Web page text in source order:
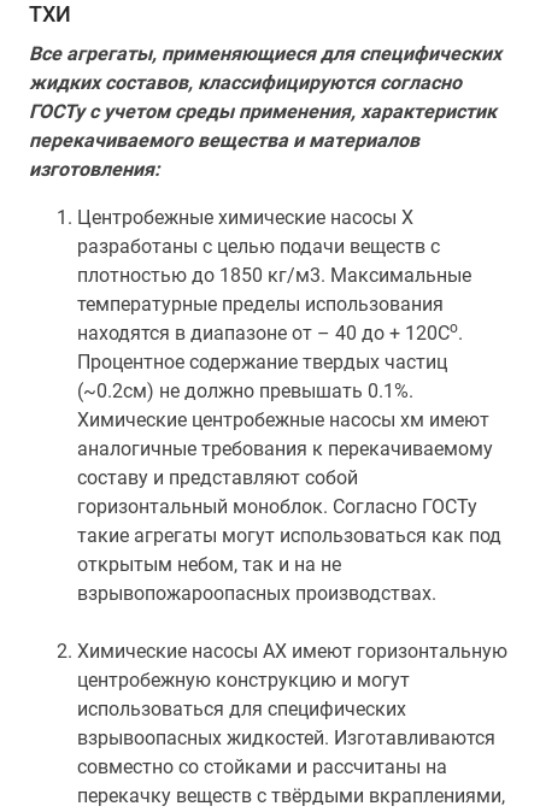
ТХИ
Все агрегаты, применяющиеся для специфических
жидких составов, классифицируются согласно
ГОСТу с учетом среды применения, характеристик
перекачиваемого вещества и материалов
изготовления:
Центробежные химические насосы Х
разработаны с целью подачи веществ с
плотностью до 1850 кг/м3. Максимальные
температурные пределы использования
находятся в диапазоне от – 40 до + 120Со.
Процентное содержание твердых частиц
(~0.2см) не должно превышать 0.1%.
Химические центробежные насосы хм имеют
аналогичные требования к перекачиваемому
составу и представляют собой
горизонтальный моноблок. Согласно ГОСТу
такие агрегаты могут использоваться как под
открытым небом, так и на не
взрывопожароопасных производствах.
Химические насосы АХ имеют горизонтальную
центробежную конструкцию и могут
использоваться для специфических
взрывоопасных жидкостей. Изготавливаются
совместно со стойками и рассчитаны на
перекачку веществ с твёрдыми вкраплениями,